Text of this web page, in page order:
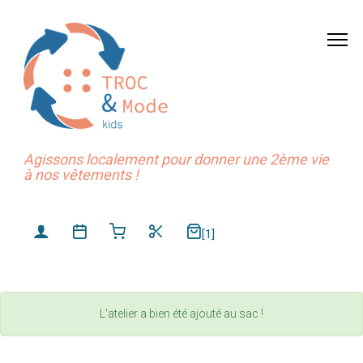
Agissons localement pour donner une 2ème vie
à nos vêtements !
[1]
L'atelier a bien été ajouté au sac !